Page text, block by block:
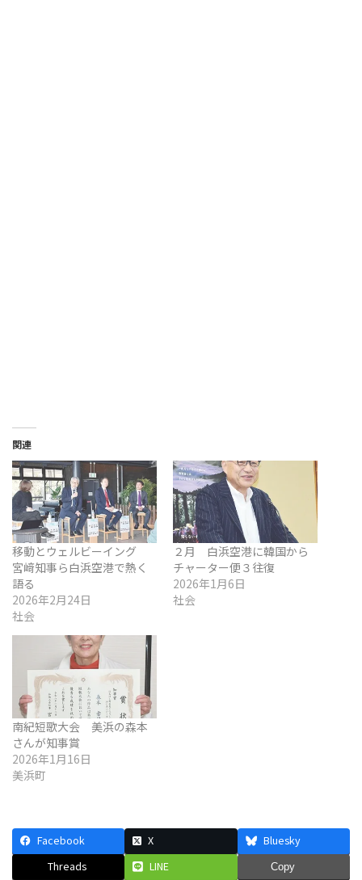
関連
移動とウェルビーイング
宮﨑知事ら白浜空港で熱く
語る
2026年2月24日
社会
２月 白浜空港に韓国から
チャーター便３往復
2026年1月6日
社会
南紀短歌大会 美浜の森本
さんが知事賞
2026年1月16日
美浜町
Facebook X
Bluesky
Threads
LINE Copy